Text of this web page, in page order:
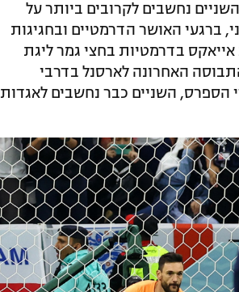
נחשבים לקרובים ביותר על
ברגעי האושר הדרמטיים ובחגיגות
בדרמטיות בחצי גמר ליגת
האחרונה לארסנל בדרבי
הספרס, השניים כבר נחשבים לאגדות